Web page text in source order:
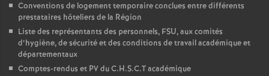
Conventions de logement temporaire conclues entre différents
prestataires hôteliers de la Région
Liste des représentants des personnels, FSU, aux comités
d’hygiène, de sécurité et des conditions de travail académique et
départementaux
Comptes-rendus et PV du C.H.S.C.T académique